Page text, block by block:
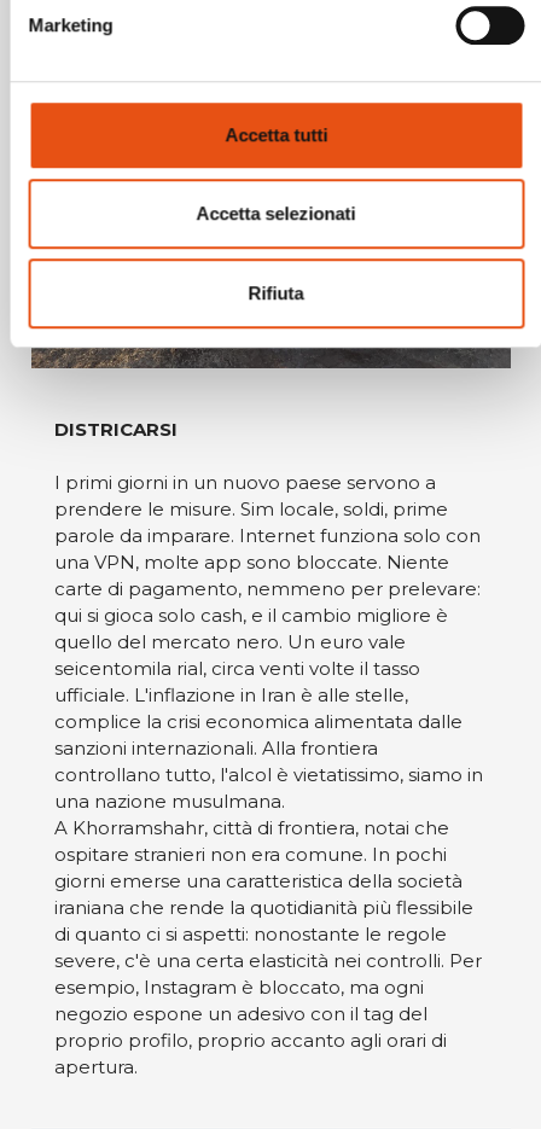
Marketing
Accetta tutti
Accetta selezionati
Rifiuta
DISTRICARSI
I primi giorni in un nuovo paese servono a
prendere le misure. Sim locale, soldi, prime
parole da imparare. Internet funziona solo con
una VPN, molte app sono bloccate. Niente
carte di pagamento, nemmeno per prelevare:
qui si gioca solo cash, e il cambio migliore è
quello del mercato nero. Un euro vale
seicentomila rial, circa venti volte il tasso
ufficiale. L'inflazione in Iran è alle stelle,
complice la crisi economica alimentata dalle
sanzioni internazionali. Alla frontiera
controllano tutto, l'alcol è vietatissimo, siamo in
una nazione musulmana.
A Khorramshahr, città di frontiera, notai che
ospitare stranieri non era comune. In pochi
giorni emerse una caratteristica della società
iraniana che rende la quotidianità più flessibile
di quanto ci si aspetti: nonostante le regole
severe, c'è una certa elasticità nei controlli. Per
esempio, Instagram è bloccato, ma ogni
negozio espone un adesivo con il tag del
proprio profilo, proprio accanto agli orari di
apertura.